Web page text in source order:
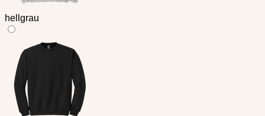
hellgrau